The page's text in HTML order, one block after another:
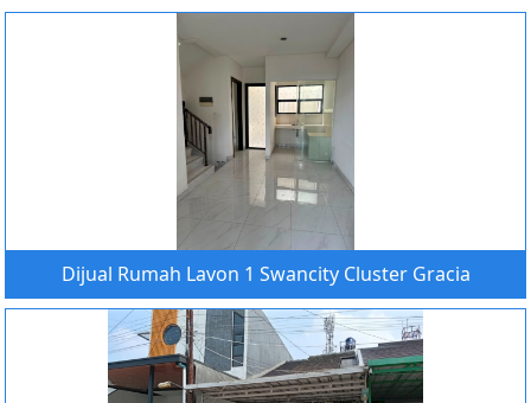
Dijual Rumah Lavon 1 Swancity Cluster Gracia